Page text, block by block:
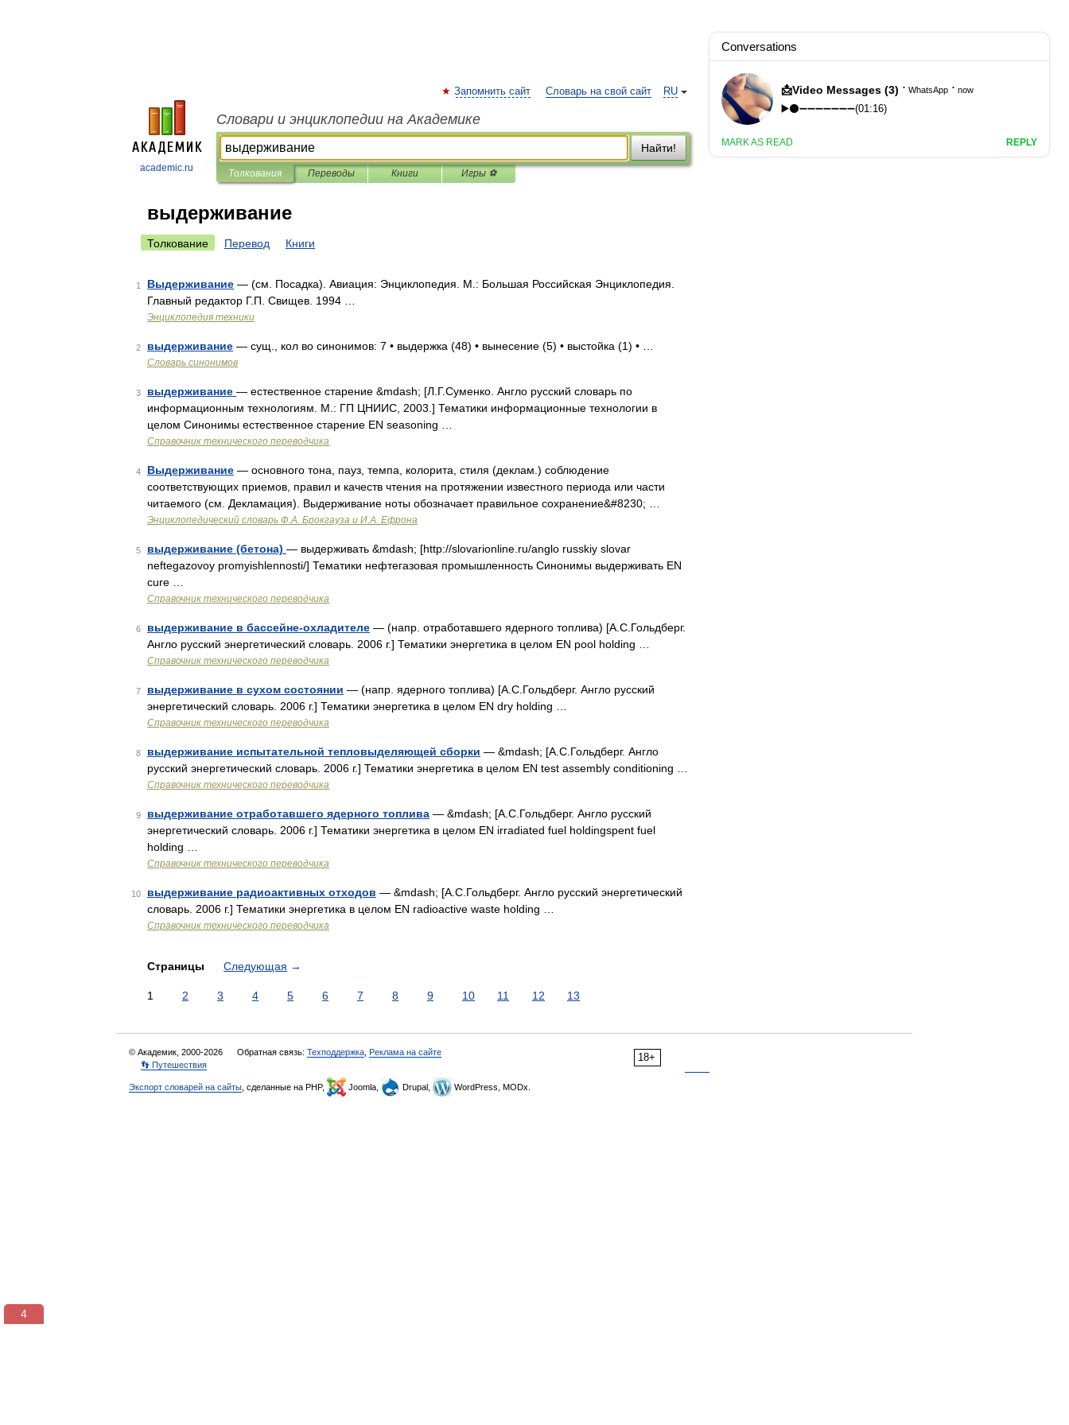
academic.ru
RU
Запомнить сайт Словарь на свой сайт
Словари и энциклопедии на Академике
Найти!
Толкования Переводы Книги Игры ⚽
выдерживание
Толкование Перевод Книги
1 Выдерживание — (см. Посадка). Авиация: Энциклопедия. М.: Большая Российская Энциклопедия.
Главный редактор Г.П. Свищев. 1994 …
Энциклопедия техники
2 выдерживание — сущ., кол во синонимов: 7 • выдержка (48) • вынесение (5) • выстойка (1) • …
Словарь синонимов
3 выдерживание — естественное старение &mdash; [Л.Г.Суменко. Англо русский словарь по
информационным технологиям. М.: ГП ЦНИИС, 2003.] Тематики информационные технологии в
целом Синонимы естественное старение EN seasoning …
Справочник технического переводчика
4 Выдерживание — основного тона, пауз, темпа, колорита, стиля (деклам.) соблюдение
соответствующих приемов, правил и качеств чтения на протяжении известного периода или части
читаемого (см. Декламация). Выдерживание ноты обозначает правильное сохранение&#8230; …
Энциклопедический словарь Ф.А. Брокгауза и И.А. Ефрона
5 выдерживание (бетона) — выдерживать &mdash; [http://slovarionline.ru/anglo russkiy slovar
neftegazovoy promyishlennosti/] Тематики нефтегазовая промышленность Синонимы выдерживать EN
cure …
Справочник технического переводчика
6 выдерживание в бассейне-охладителе — (напр. отработавшего ядерного топлива) [А.С.Гольдберг.
Англо русский энергетический словарь. 2006 г.] Тематики энергетика в целом EN pool holding …
Справочник технического переводчика
7 выдерживание в сухом состоянии — (напр. ядерного топлива) [А.С.Гольдберг. Англо русский
энергетический словарь. 2006 г.] Тематики энергетика в целом EN dry holding …
Справочник технического переводчика
8 выдерживание испытательной тепловыделяющей сборки — &mdash; [А.С.Гольдберг. Англо
русский энергетический словарь. 2006 г.] Тематики энергетика в целом EN test assembly conditioning …
Справочник технического переводчика
9 выдерживание отработавшего ядерного топлива — &mdash; [А.С.Гольдберг. Англо русский
энергетический словарь. 2006 г.] Тематики энергетика в целом EN irradiated fuel holdingspent fuel
holding …
Справочник технического переводчика
10 выдерживание радиоактивных отходов — &mdash; [А.С.Гольдберг. Англо русский энергетический
словарь. 2006 г.] Тематики энергетика в целом EN radioactive waste holding …
Справочник технического переводчика
Страницы Следующая →
1 2 3 4 5 6 7 8 9 10 11 12 13
18+
© Академик, 2000-2026 Обратная связь: Техподдержка Реклама на сайте
👣 Путешествия
Экспорт словарей на сайты , сделанные на PHP, Joomla, Drupal, WordPress, MODx.
3